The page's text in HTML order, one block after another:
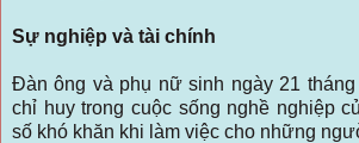
Sự nghiệp và tài chính
Đàn ông và phụ nữ sinh ngày 21
chỉ huy trong cuộc sống nghề nghiệp
số khó khăn khi làm việc cho những